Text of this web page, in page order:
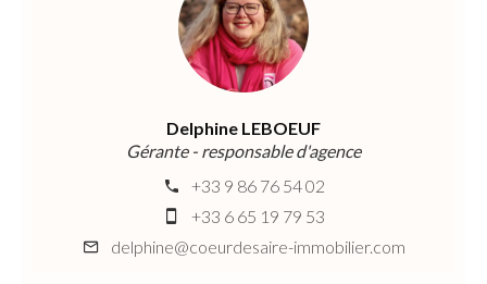
Delphine LEBOEUF
Gérante - responsable d'agence
+33 9 86 76 54 02
+33 6 65 19 79 53
delphine@coeurdesaire-immobilier.com